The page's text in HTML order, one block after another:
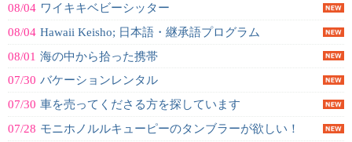
08/04 ワイキキベビーシッター
08/04 Hawaii Keisho; 日本語・継承語プログラム
08/01 海の中から拾った携帯
07/30 バケーションレンタル
07/30 車を売ってくださる方を探しています
07/28 モニホノルルキューピーのタンブラーが欲しい！